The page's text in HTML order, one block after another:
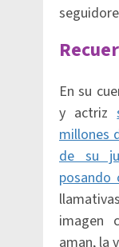
En su
y actriz
millones
de su
posando
imagen
aman, la